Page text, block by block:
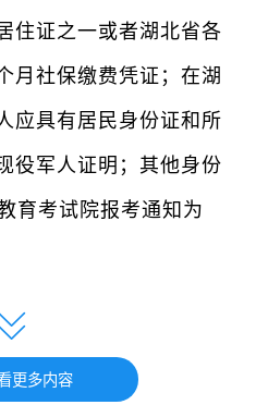
住证之一或者湖北省各
月社保缴费凭证；在湖
应具有居民身份证和所
役军人证明；其他身份
育考试院报考通知为
出生、年满17周岁及以
更多内容